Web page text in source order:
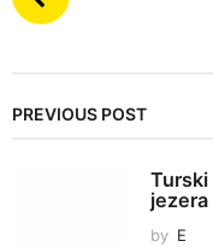
o
P
PREVIOUS POST
Turski
jezera
by E